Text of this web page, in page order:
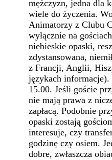
mężczyzn, jedna dla
wiele do życzenia.
Animatorzy z Clubu
wyłącznie na
niebieskie opaski,
zdystansowana,
z Francji, Anglii,
językach informacje).
15.00. Jeśli goście
nie mają prawa z
zapłacą. Podobnie
opaski zostają
interesuje, czy
godzinę czy osiem.
dobre, zwłaszcza